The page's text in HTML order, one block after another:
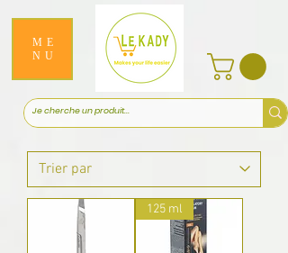
ME
NU
125 ml